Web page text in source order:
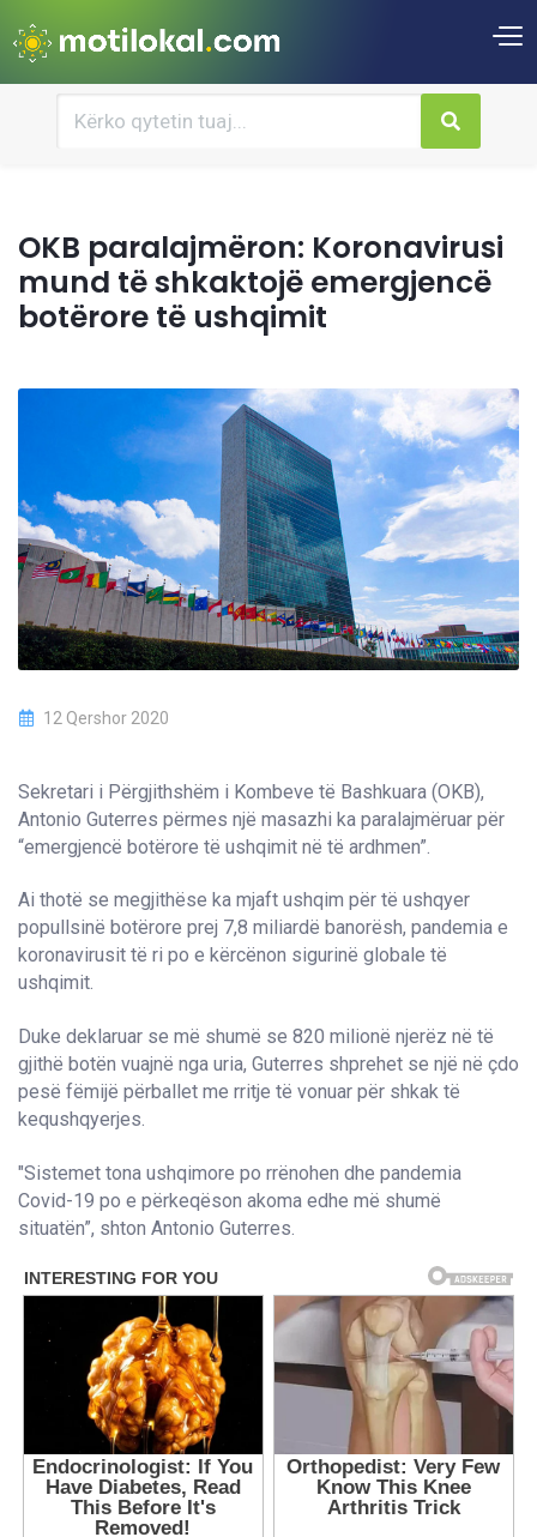
OKB paralajmëron: Koronavirusi
mund të shkaktojë emergjencë
botërore të ushqimit
12 Qershor 2020
Sekretari i Përgjithshëm i Kombeve të Bashkuara (OKB),
Antonio Guterres përmes një masazhi ka paralajmëruar për
“emergjencë botërore të ushqimit në të ardhmen”.
Ai thotë se megjithëse ka mjaft ushqim për të ushqyer
popullsinë botërore prej 7,8 miliardë banorësh, pandemia e
koronavirusit të ri po e kërcënon sigurinë globale të
ushqimit.
Duke deklaruar se më shumë se 820 milionë njerëz në të
gjithë botën vuajnë nga uria, Guterres shprehet se një në çdo
pesë fëmijë përballet me rritje të vonuar për shkak të
kequshqyerjes.
"Sistemet tona ushqimore po rrënohen dhe pandemia
Covid-19 po e përkeqëson akoma edhe më shumë
situatën”, shton Antonio Guterres.